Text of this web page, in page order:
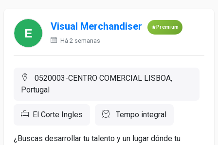
Visual Merchandiser Premium
Há 2 semanas
0520003-CENTRO COMERCIAL LISBOA,
Portugal
El Corte Ingles Tempo integral
¿Buscas desarrollar tu talento y un lugar dónde tu